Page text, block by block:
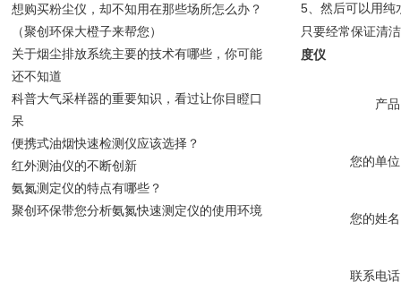
5、然后可以用纯
只要经常保证清
度仪
产
您的单
您的姓
联系电
想购买粉尘仪，却不知用在那些场所怎么办？
（聚创环保大橙子来帮您）
关于烟尘排放系统主要的技术有哪些，你可能
还不知道
科普大气采样器的重要知识，看过让你目瞪口
呆
便携式油烟快速检测仪应该选择？
红外测油仪的不断创新
氨氮测定仪的特点有哪些？
聚创环保带您分析氨氮快速测定仪的使用环境